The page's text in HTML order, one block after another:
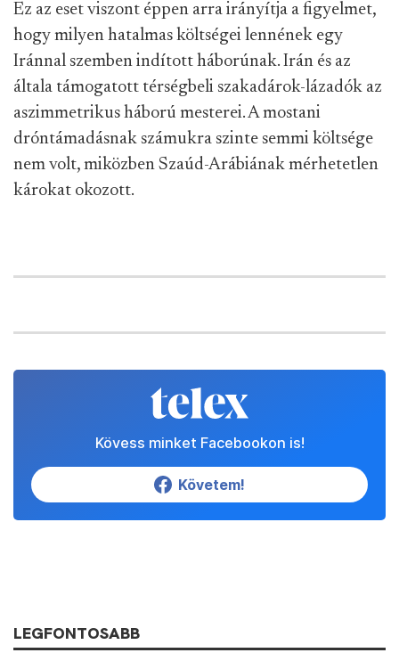
Ez az eset viszont éppen arra irányítja a figyelmet,
hogy milyen hatalmas költségei lennének egy
Iránnal szemben indított háborúnak. Irán és az
általa támogatott térségbeli szakadárok-lázadók az
aszimmetrikus háború mesterei. A mostani
dróntámadásnak számukra szinte semmi költsége
nem volt, miközben Szaúd-Arábiának mérhetetlen
károkat okozott.
Kövess minket Facebookon is!
Követem!
LEGFONTOSABB